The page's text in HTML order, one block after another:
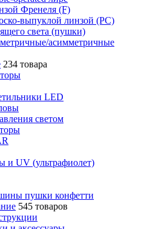
Френеля (F)
выпуклой линзой (PC)
света (пушки)
асимметричные
234 товара
LED
светом
и UV (ультрафиолет)
пушки конфетти
545 товаров